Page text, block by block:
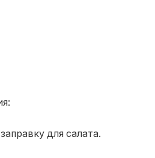
для салата.